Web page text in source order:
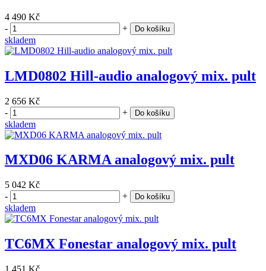
4 490 Kč
-
+ Do košíku
skladem
LMD0802 Hill-audio analogový mix. pult
2 656 Kč
-
+ Do košíku
skladem
MXD06 KARMA analogový mix. pult
5 042 Kč
-
+ Do košíku
skladem
TC6MX Fonestar analogový mix. pult